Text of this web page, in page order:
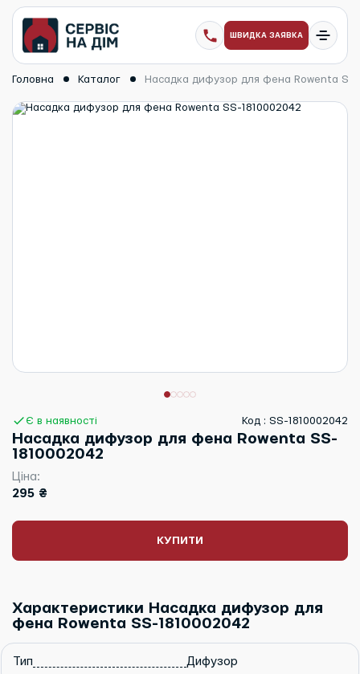
ШВИДКА ЗАЯВКА
Головна Каталог Насадка дифузор для фена Rowenta
Є в наявності Код : SS-1810002042
Насадка дифузор для фена Rowenta SS-
1810002042
Ціна:
295 ₴
КУПИТИ
Характеристики Насадка дифузор для
фена Rowenta SS-1810002042
Тип Дифузор